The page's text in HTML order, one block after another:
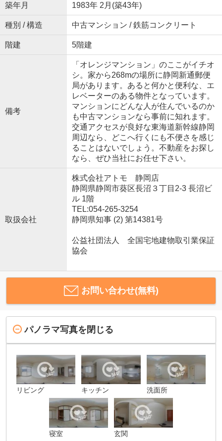
築年月 1983年 2月(築43年)
種別 / 構造 中古マンション / 鉄筋コンクリート
階建 5階建
備考
「オレンジマンション」のここがイチオ
シ。家から268mの場所に静岡新通郵便
局があります。あると何かと便利な、エ
レベーターのある物件となっています。
マンションにどんな人が住んでいるのか
も中古マンションなら事前に知れます。
交通アクセスが良好な東海道新幹線静岡
周辺なら、どこへ行くにも不便さを感じ
ることはないでしょう。不動産をお探し
なら、ぜひ当社にお任せ下さい。
取扱会社
株式会社アトモ 静岡店
静岡県静岡市葵区長沼３丁目2-3 長沼ビ
ル 1階
TEL:054-265-3254
静岡県知事 (2) 第14381号
公益社団法人 全国宅地建物取引業保証
協会
お問い合わせ(無料)
パノラマ写真を閉じる
リビング キッチン 洗面所
寝室 玄関